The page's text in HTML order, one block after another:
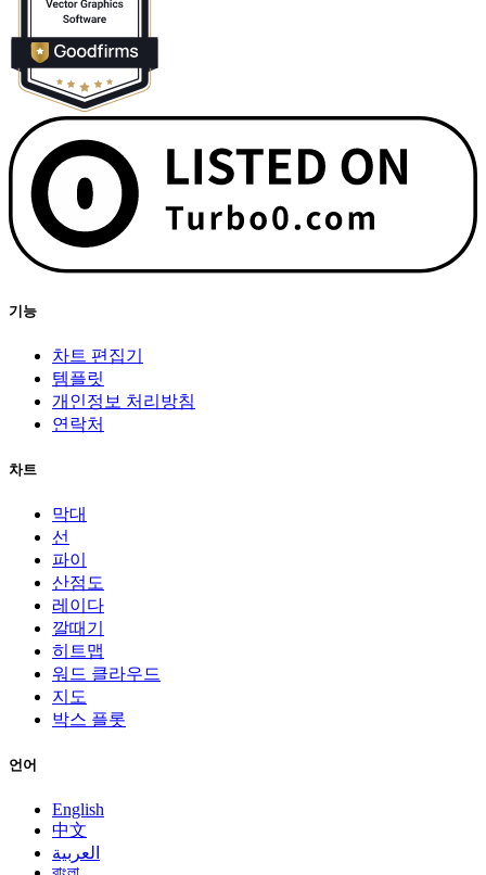
기능
차트 편집기
템플릿
개인정보 처리방침
연락처
차트
막대
선
파이
산점도
레이다
깔때기
히트맵
워드 클라우드
지도
박스 플롯
언어
English
中文
العربية